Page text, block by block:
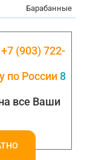
Барабанные
+7 (903) 722-
по России 8
все Ваши